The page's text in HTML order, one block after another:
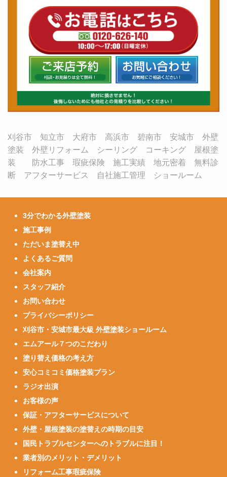
刈谷市 知立市 大府市 高浜市 碧南市 安城市 外壁
塗装 外壁リフォーム シーリング コーキング 屋根塗
装 防水工事 瑕疵保険 施工実績 地元密着 無料診
断 アフターサービス 自社施工管理 ショールーム
3分でわかる外壁塗装
施工事例
ただいま塗替え中
よくあるご質問
会社案内
スタッフ紹介
お問い合わせ
プライバシーポリシー
刈谷市・安城市最大級 外壁塗装ショールーム
エムアール７つのこだわり
塗り替え価格の考え方
安心コミコミ価格塗装プラン
ラジオ出演
お客様の声
保証・アフターサービスについて
外壁・屋根塗装の塗替えの時期の目安
国民トラブルセンターへのトラブルに注目！
業者別のメリット・デメリット
リフォーム工事瑕疵保険